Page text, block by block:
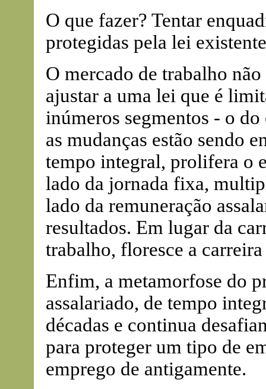
O que fazer? Tentar
protegidas pela lei
O mercado de trabalho
ajustar a uma lei que é
inúmeros segmentos - o
as mudanças estão sendo
tempo integral, prolifera o
lado da jornada fixa,
lado da remuneração
resultados. Em lugar da
trabalho, floresce a carreira
Enfim, a metamorfose do
assalariado, de tempo
décadas e continua
para proteger um tipo de
emprego de antigamente.